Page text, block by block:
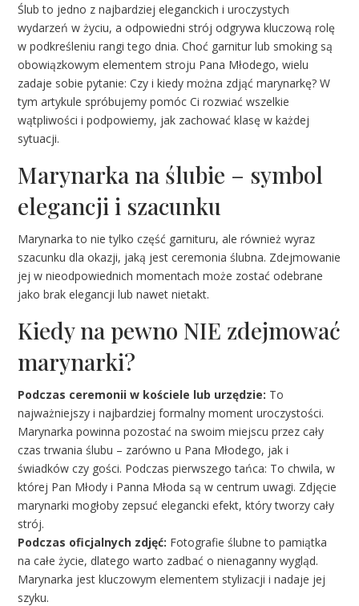
Ślub to jedno z najbardziej eleganckich i uroczystych
wydarzeń w życiu, a odpowiedni strój odgrywa kluczową rolę
w podkreśleniu rangi tego dnia. Choć garnitur lub smoking są
obowiązkowym elementem stroju Pana Młodego, wielu
zadaje sobie pytanie: Czy i kiedy można zdjąć marynarkę? W
tym artykule spróbujemy pomóc Ci rozwiać wszelkie
wątpliwości i podpowiemy, jak zachować klasę w każdej
sytuacji.
Marynarka na ślubie – symbol
elegancji i szacunku
Marynarka to nie tylko część garnituru, ale również wyraz
szacunku dla okazji, jaką jest ceremonia ślubna. Zdejmowanie
jej w nieodpowiednich momentach może zostać odebrane
jako brak elegancji lub nawet nietakt.
Kiedy na pewno NIE zdejmować
marynarki?
Podczas ceremonii w kościele lub urzędzie: To
najważniejszy i najbardziej formalny moment uroczystości.
Marynarka powinna pozostać na swoim miejscu przez cały
czas trwania ślubu – zarówno u Pana Młodego, jak i
świadków czy gości. Podczas pierwszego tańca: To chwila, w
której Pan Młody i Panna Młoda są w centrum uwagi. Zdjęcie
marynarki mogłoby zepsuć elegancki efekt, który tworzy cały
strój.
Podczas oficjalnych zdjęć: Fotografie ślubne to pamiątka
na całe życie, dlatego warto zadbać o nienaganny wygląd.
Marynarka jest kluczowym elementem stylizacji i nadaje jej
szyku.